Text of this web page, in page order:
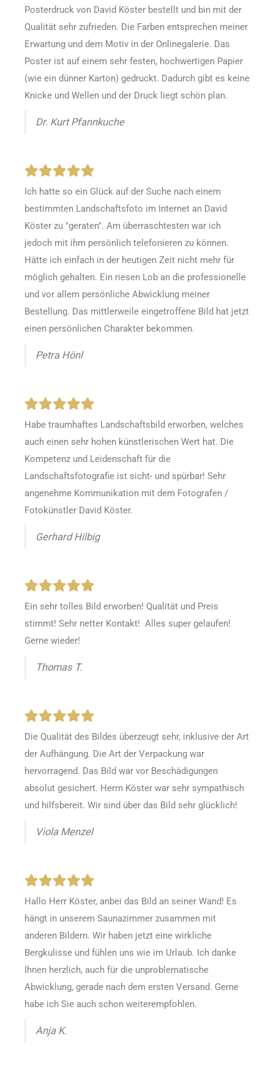
Posterdruck von David Köster bestellt und bin mit der
Qualität sehr zufrieden. Die Farben entsprechen meiner
Erwartung und dem Motiv in der Onlinegalerie. Das
Poster ist auf einem sehr festen, hochwertigen Papier
(wie ein dünner Karton) gedruckt. Dadurch gibt es keine
Knicke und Wellen und der Druck liegt schön plan.
Dr. Kurt Pfannkuche
Ich hatte so ein Glück auf der Suche nach einem
bestimmten Landschaftsfoto im Internet an David
Köster zu "geraten". Am überraschtesten war ich
jedoch mit ihm persönlich telefonieren zu können.
Hätte ich einfach in der heutigen Zeit nicht mehr für
möglich gehalten. Ein riesen Lob an die professionelle
und vor allem persönliche Abwicklung meiner
Bestellung. Das mittlerweile eingetroffene Bild hat jetzt
einen persönlichen Charakter bekommen.
Petra Hönl
Habe traumhaftes Landschaftsbild erworben, welches
auch einen sehr hohen künstlerischen Wert hat. Die
Kompetenz und Leidenschaft für die
Landschaftsfotografie ist sicht- und spürbar! Sehr
angenehme Kommunikation mit dem Fotografen /
Fotokünstler David Köster.
Gerhard Hilbig
Ein sehr tolles Bild erworben! Qualität und Preis
stimmt! Sehr netter Kontakt! Alles super gelaufen!
Gerne wieder!
Thomas T.
Die Qualität des Bildes überzeugt sehr, inklusive der Art
der Aufhängung. Die Art der Verpackung war
hervorragend. Das Bild war vor Beschädigungen
absolut gesichert. Herrn Köster war sehr sympathisch
und hilfsbereit. Wir sind über das Bild sehr glücklich!
Viola Menzel
Hallo Herr Köster, anbei das Bild an seiner Wand! Es
hängt in unserem Saunazimmer zusammen mit
anderen Bildern. Wir haben jetzt eine wirkliche
Bergkulisse und fühlen uns wie im Urlaub. Ich danke
Ihnen herzlich, auch für die unproblematische
Abwicklung, gerade nach dem ersten Versand. Gerne
habe ich Sie auch schon weiterempfohlen.
Anja K.